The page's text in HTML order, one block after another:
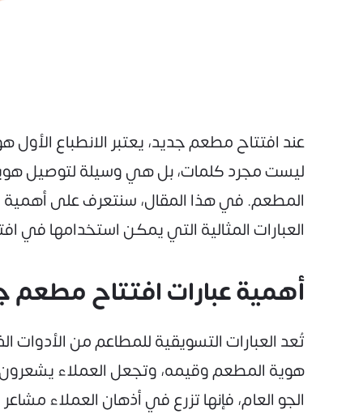
عند افتتاح مطعم جديد، يعتبر الانطباع
ليست مجرد كلمات، بل هي وسيلة لتوصيل
المطعم. في هذا المقال، سنتعرف على أهمية
العبارات المثالية التي يمكن استخدامها في
أهمية عبارات افتتاح مطعم
تُعد العبارات التسويقية للمطاعم من الأدوات
هوية المطعم وقيمه، وتجعل العملاء يشعرون
الجو العام، فإنها تزرع في أذهان العملاء